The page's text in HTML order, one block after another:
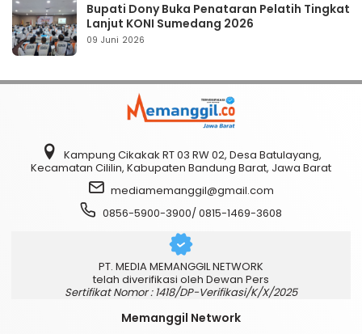
Bupati Dony Buka Penataran Pelatih Tingkat
Lanjut KONI Sumedang 2026
09 Juni 2026
Kampung Cikakak RT 03 RW 02, Desa Batulayang,
Kecamatan Cililin, Kabupaten Bandung Barat, Jawa Barat
mediamemanggil@gmail.com
0856-5900-3900/ 0815-1469-3608
PT. MEDIA MEMANGGIL NETWORK
telah diverifikasi oleh Dewan Pers
Sertifikat Nomor : 1418/DP-Verifikasi/K/X/2025
Memanggil Network